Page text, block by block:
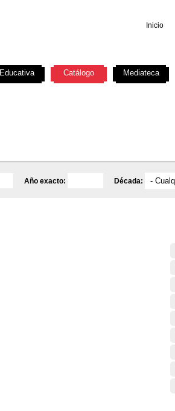
Inicio
Año exacto: Década:
Educativa Catálogo Mediateca